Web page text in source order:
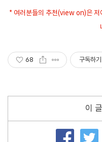
* 여러분들의 추천(view on)은 저
68 구독하기
이